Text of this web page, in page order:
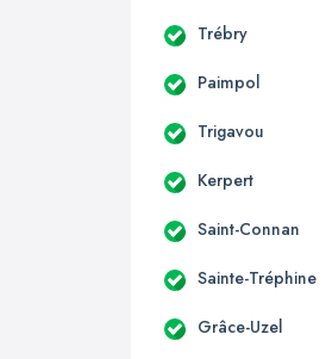
Trébry
Paimpol
Trigavou
Kerpert
Saint-Connan
Sainte-Tréphine
Grâce-Uzel